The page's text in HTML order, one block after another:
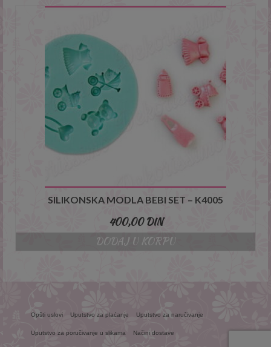
SILIKONSKA MODLA BEBI SET – K4005
400,00DIN
DODAJ U KORPU
Opšti uslovi Uputstvo za plaćanje Uputstvo za naručivanje
Uputstvo za poručivanje u slikama Načini dostave